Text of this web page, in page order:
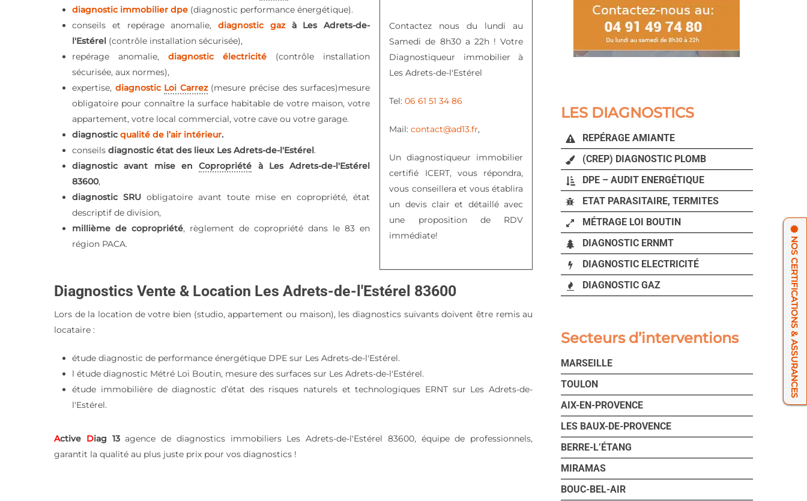
diagnostic immobilier dpe (diagnostic performance énergétique).
conseils et repérage anomalie,diagnostic gazà Les Adrets-de-
l'Estérel (contrôle installation sécurisée),
repérage anomalie,diagnostic électricité (contrôle installation
sécurisée, aux normes),
expertise, diagnostic Loi Carrez (mesure précise des surfaces)mesure
obligatoire pour connaître la surface habitable de votre maison, votre
appartement, votre local commercial, votre cave ou votre garage.
diagnosticqualité de l’air intérieur.
conseilsdiagnostic état des lieux Les Adrets-de-l'Estérel.
diagnostic avant mise enCopropriété à Les Adrets-de-l'Estérel
83600,
diagnostic SRUobligatoire avant toute mise en copropriété, état
descriptif de division,
millième de copropriété, règlement de copropriété dans le 83 en
région PACA.
Contactez nous du lundi au
Samedi de 8h30 a 22h ! Votre
Diagnostiqueur immobilier à
Les Adrets-de-l'Estérel
Tel:06 61 51 34 86
Mail:contact@ad13.fr,
Un diagnostiqueur immobilier
certifié ICERT, vous répondra,
vous conseillera et vous établira
un devis clair et détaillé avec
une proposition de RDV
immédiate!
Diagnostics Vente & Location Les Adrets-de-l'Estérel 83600
Lors de la location de votre bien (studio, appartement ou maison), les diagnostics suivants doivent être remis au
locataire :
étude diagnostic de performance énergétique DPE sur Les Adrets-de-l'Estérel.
l étude diagnostic Métré Loi Boutin, mesure des surfaces sur Les Adrets-de-l'Estérel.
étude immobilière de diagnostic d’état des risques naturels et technologiques ERNT sur Les Adrets-de-
l'Estérel.
Active Diag 13agence de diagnostics immobiliers Les Adrets-de-l'Estérel 83600, équipe de professionnels,
garantit la qualité au plus juste prix pour vos diagnostics !
LES DIAGNOSTICS
REPÉRAGE AMIANTE
(CREP) DIAGNOSTIC PLOMB
DPE – AUDIT ENERGÉTIQUE
ETAT PARASITAIRE, TERMITES
MÉTRAGE LOI BOUTIN
DIAGNOSTIC ERNMT
DIAGNOSTIC ELECTRICITÉ
DIAGNOSTIC GAZ
NOS CERTIFICATIONS & ASSURANCES
Secteurs d’interventions
MARSEILLE
TOULON
AIX-EN-PROVENCE
LES BAUX-DE-PROVENCE
BERRE-L’ÉTANG
MIRAMAS
BOUC-BEL-AIR